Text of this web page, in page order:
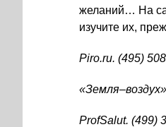
желаний… На
изучите их,
Piro.ru. (495)
«Земля–воздух»
ProfSalut. (499)